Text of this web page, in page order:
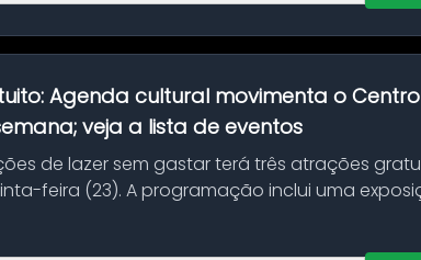
Agenda cultural movimenta o
veja a lista de eventos
de lazer sem gastar terá três atrações
feira (23). A programação inclui uma